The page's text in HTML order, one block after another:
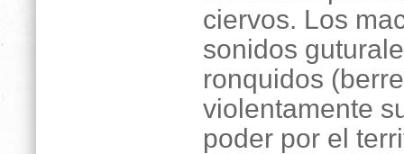
ciervos. Los
sonidos
ronquidos
violentamente
poder por el